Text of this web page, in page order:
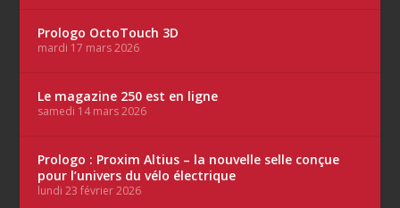
Prologo OctoTouch 3D
mardi 17 mars 2026
Le magazine 250 est en ligne
samedi 14 mars 2026
Prologo : Proxim Altius – la nouvelle selle conçue
pour l’univers du vélo électrique
lundi 23 février 2026